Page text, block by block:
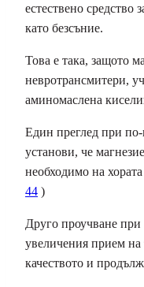
естествено средство
като безсъние.
Това е така, защото
невротрансмитери,
аминомаслена
Един преглед при по-
установи, че
необходимо на
44 )
Друго проучване при
увеличения прием на
качеството и